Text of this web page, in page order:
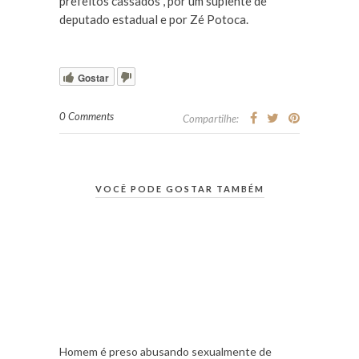
deputado estadual e por Zé Potoca.
Gostar
0 Comments Compartilhe:
VOCÊ PODE GOSTAR TAMBÉM
Homem é preso abusando sexualmente de